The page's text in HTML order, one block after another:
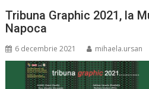
Tribuna Graphic 2021, la
Napoca
6 decembrie 2021 mihaela.ursan